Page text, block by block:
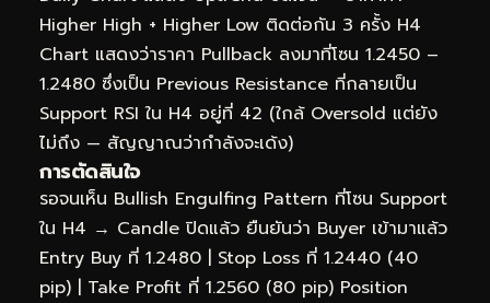
Higher High + Higher Low ติดต่อกัน 3 ครั้ง H4
Chart แสดงว่าราคา Pullback ลงมาที่โซน 1.2450 –
1.2480 ซึ่งเป็น Previous Resistance ที่กลายเป็น
Support RSI ใน H4 อยู่ที่ 42 (ใกล้ Oversold แต่ยัง
ไม่ถึง — สัญญาณว่ากำลังจะเด้ง)
การตัดสินใจ
รอจนเห็น Bullish Engulfing Pattern ที่โซน Support
ใน H4 → Candle ปิดแล้ว ยืนยันว่า Buyer เข้ามาแล้ว
Entry Buy ที่ 1.2480 | Stop Loss ที่ 1.2440 (40
pip) | Take Profit ที่ 1.2560 (80 pip) Position